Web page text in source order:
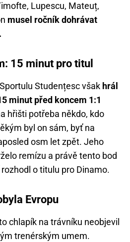
Lupescu, Mateuț,
musel ročník dohrávat
15 minut pro titul
Studențesc však hrál
minut před koncem 1:1
hřišti potřeba někdo, kdo
byl on sám, byť na
osm let zpět. Jeho
remízu a právě tento bod
o titulu pro Dinamo.
Evropu
chlapík na trávníku neobjevil
trenérským umem.